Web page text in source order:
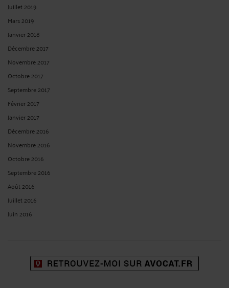
Juillet 2019
Mars 2019
Janvier 2018
Décembre 2017
Novembre 2017
Octobre 2017
Septembre 2017
Février 2017
Janvier 2017
Décembre 2016
Novembre 2016
Octobre 2016
Septembre 2016
Août 2016
Juillet 2016
Juin 2016